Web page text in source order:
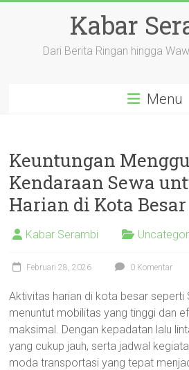
Kabar
Dari Berita Ringan hingga
Menu
Keuntungan
Kendaraan Sewa
Harian di Kota Besar
Kabar Serambi
Februari 28, 2026 0 Komentar
Aktivitas harian di kota besar seperti
menuntut mobilitas yang tinggi dan
maksimal. Dengan kepadatan lalu
yang cukup jauh, serta jadwal
moda transportasi yang tepat